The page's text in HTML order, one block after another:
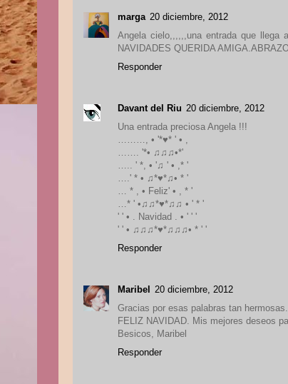
marga 20 diciembre, 2012
Angela cielo,,,,,,una entrada que llega
NAVIDADES QUERIDA
Responder
Davant del Riu 20 diciembre, 2012
Una entrada preciosa Angela !!!
………, • '*♥* ' • ,
……. '*• ♫♫♫•*'
….. ' *, • '♫ ' • ,* '
….' * • ♫*♥*♫• * '
… * , • Feliz' • , * '
…* ' •♫♫*♥*♫♫ • ' * '
' ' • . Navidad . • ' ' '
' ' • ♫♫♫*♥*♫♫♫• * ' '
Responder
Maribel
20 diciembre, 2012
Gracias por esas palabras tan hermosas.
FELIZ NAVIDAD. Mis mejores deseos
Besicos, Maribel
Responder